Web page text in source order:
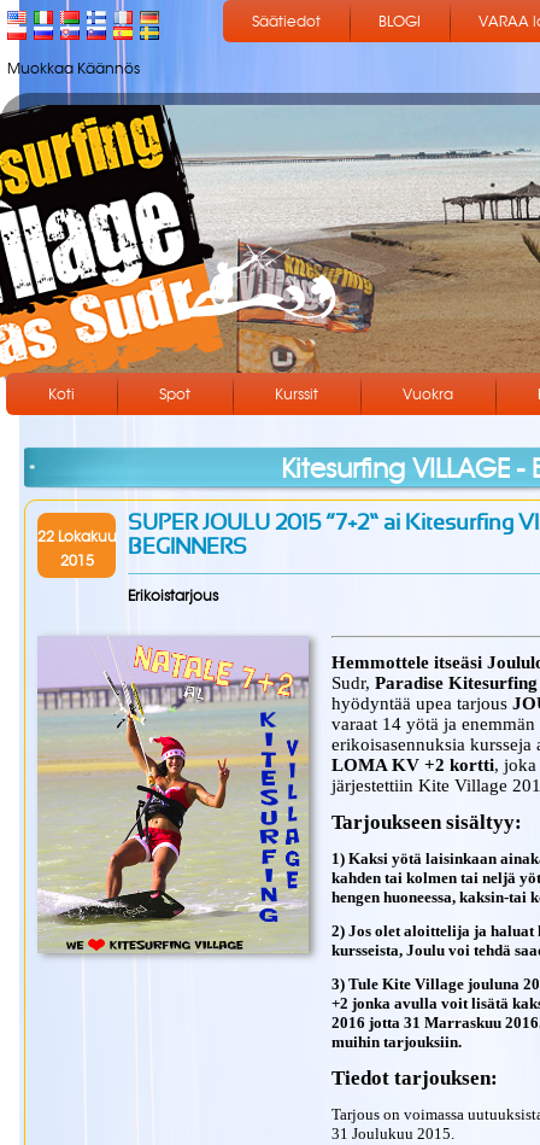
Muokkaa Käännös
Säätiedot BLOGI VARAA
Koti Spot Kurssit Vuokra
Kitesurfing VILLAGE -
22 Lokakuu
2015
SUPER JOULU 2015 “7+2” ai Kitesurfing
BEGINNERS
Erikoistarjous
Hemmottele itseäsi
Sudr, Paradise
hyödyntää upea tarjous
varaat 14 yötä ja
erikoisasennuksia
LOMA KV +2 kortti, joka
järjestettiin Kite Village
Tarjoukseen sisältyy:
1) Kaksi yötä laisinkaan
kahden tai kolmen tai neljä
hengen huoneessa, kaksin-tai
2) Jos olet aloittelija ja haluat
kursseista, Joulu voi tehdä
3) Tule Kite Village jouluna
+2 jonka avulla voit lisätä
2016 jotta 31 Marraskuu
muihin tarjouksiin.
Tiedot tarjouksen:
Tarjous on voimassa
31 Joulukuu 2015.